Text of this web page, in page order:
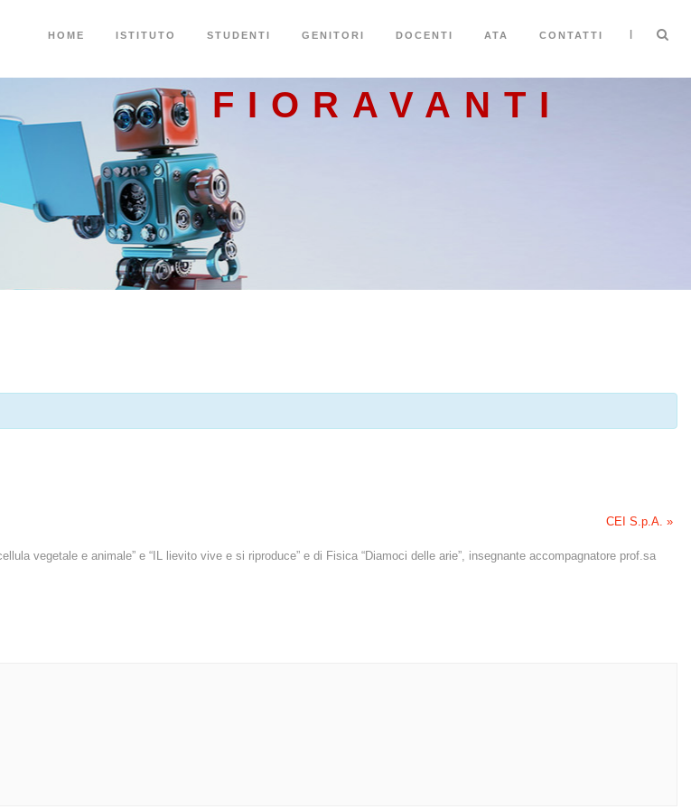
HOME ISTITUTO STUDENTI GENITORI DOCENTI ATA CONTATTI |
FIORAVANTI
CEI S.p.A. »
vegetale e animale” e “IL lievito vive e si riproduce” e di Fisica “Diamoci delle arie”, insegnante accompagnatore prof.sa